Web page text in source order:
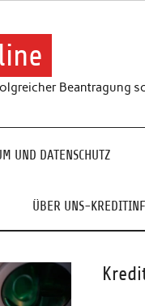
Beantragung
UND DATENSCHUTZ
ÜBER UNS-